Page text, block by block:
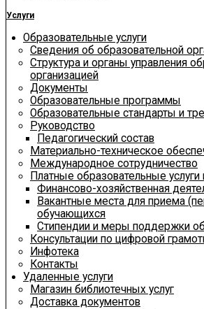
Услуги
Образовательные услуги
Сведения об образовательной
Структура и органы управления
организацией
Документы
Образовательные программы
Образовательные стандарты и
Руководство
Педагогический состав
Материально-техническое
Международное сотрудничество
Платные образовательные
Финансово-хозяйственная
Вакантные места для приема
обучающихся
Стипендии и меры поддержки
Консультации по цифровой
Инфотека
Контакты
Удаленные услуги
Магазин библиотечных услуг
Доставка документов